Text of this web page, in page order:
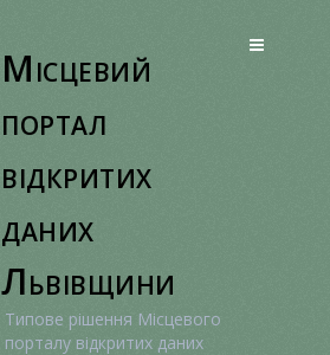
Місцевий
портал
відкритих
даних
Львівщини
Типове рішення Місцевого
порталу відкритих даних